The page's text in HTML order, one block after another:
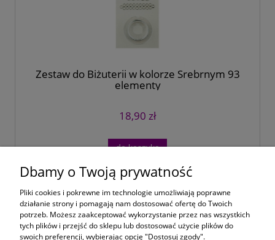
Zestaw do Biżuterii w kolorze Srebrnym 93
elementy
18,90 zł
do koszyka
« 1 2 3 »
Moje konto
Dbamy o Twoją prywatność
Pliki cookies i pokrewne im technologie umożliwiają poprawne
działanie strony i pomagają nam dostosować ofertę do Twoich
potrzeb. Możesz zaakceptować wykorzystanie przez nas wszystkich
tych plików i przejść do sklepu lub dostosować użycie plików do
swoich preferencji, wybierając opcję "Dostosuj zgody".